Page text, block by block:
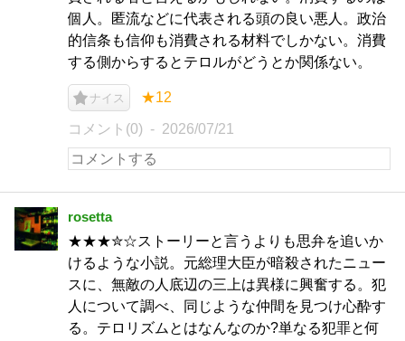
個人。匿流などに代表される頭の良い悪人。政治
的信条も信仰も消費される材料でしかない。消費
する側からするとテロルがどうとか関係ない。
ナイス ★12
コメント(0) 2026/07/21
rosetta
★★★✮☆ストーリーと言うよりも思弁を追いか
けるような小説。元総理大臣が暗殺されたニュー
スに、無敵の人底辺の三上は異様に興奮する。犯
人について調べ、同じような仲間を見つけ心酔す
る。テロリズムとはなんなのか?単なる犯罪と何